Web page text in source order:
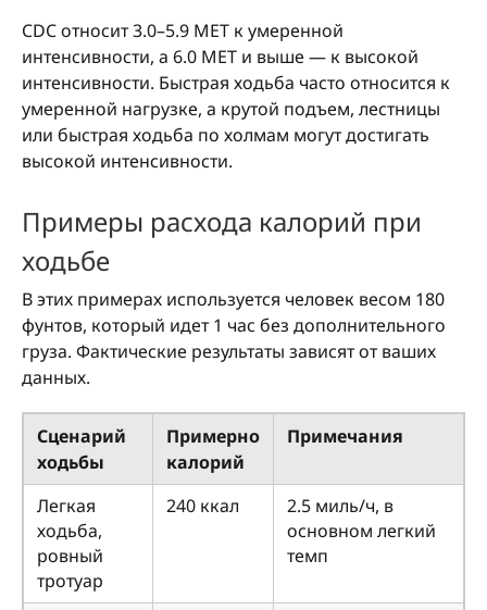
CDC относит 3.0–5.9 MET к умеренной
интенсивности, а 6.0 MET и выше — к высокой
интенсивности. Быстрая ходьба часто относится к
умеренной нагрузке, а крутой подъем, лестницы
или быстрая ходьба по холмам могут достигать
высокой интенсивности.
Примеры расхода калорий при
ходьбе
В этих примерах используется человек весом 180
фунтов, который идет 1 час без дополнительного
груза. Фактические результаты зависят от ваших
данных.
Сценарий
ходьбы
Примерно
калорий
Примечания
Легкая
ходьба,
ровный
тротуар
240 ккал
2.5 миль/ч, в
основном легкий
темп